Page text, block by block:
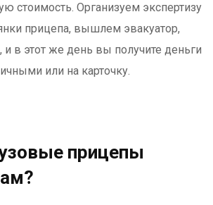
стоимость. Организуем экспертизу
прицепа, вышлем эвакуатор,
в этот же день вы получите деньги
или на карточку.
прицепы